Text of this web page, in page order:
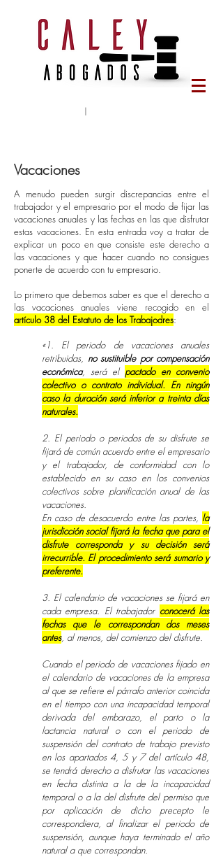
|
Vacaciones
A menudo pueden surgir discrepancias entre el
trabajador y el empresario por el modo de fijar las
vacaciones anuales y las fechas en las que disfrutar
estas vacaciones. En esta entrada voy a tratar de
explicar un poco en que consiste este derecho a
las vacaciones y que hacer cuando no consigues
ponerte de acuerdo con tu empresario.
Lo primero que debemos saber es que el derecho a
las vacacionesanuales viene recogido en el
artículo 38 del Estatuto de los Trabajodres:
«1. El periodo de vacaciones anuales
retribuidas, no sustituible por compensación
económica, será el pactado en convenio
colectivo o contrato individual. En ningún
caso la duración será inferior a treinta días
naturales.
2. El periodo o periodos de su disfrute se
fijará de común acuerdo entre el empresario
y el trabajador, de conformidad con lo
establecido en su caso en los convenios
colectivos sobre planificación anual de las
vacaciones.
En caso de desacuerdo entre las partes, la
jurisdicción social fijará la fecha que para el
disfrute corresponda y su decisión será
irrecurrible. El procedimiento será sumario y
preferente.
3. El calendario de vacaciones se fijará en
cada empresa. El trabajador conocerá las
fechas que le correspondan dos meses
antes, al menos, del comienzo del disfrute.
Cuando el periodo de vacaciones fijado en
el calendario de vacaciones de la empresa
al que se refiere el párrafo anterior coincida
en el tiempo con una incapacidad temporal
derivada del embarazo, el parto o la
lactancia natural o con el periodo de
suspensión del contrato de trabajo previsto
en los apartados 4, 5 y 7 del artículo 48,
se tendrá derecho a disfrutar las vacaciones
en fecha distinta a la de la incapacidad
temporal o a la del disfrute del permiso que
por aplicación de dicho precepto le
correspondiera, al finalizar el periodo de
suspensión, aunque haya terminado el año
natural a que correspondan.